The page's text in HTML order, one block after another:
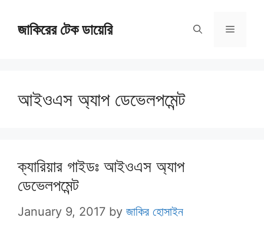
জাকিরের টেক ডায়েরি Menu
আইওএস অ্যাপ ডেভেলপমেন্ট
ক্যারিয়ার গাইডঃ আইওএস অ্যাপ
ডেভেলপমেন্ট
January 9, 2017 by জাকির হোসাইন